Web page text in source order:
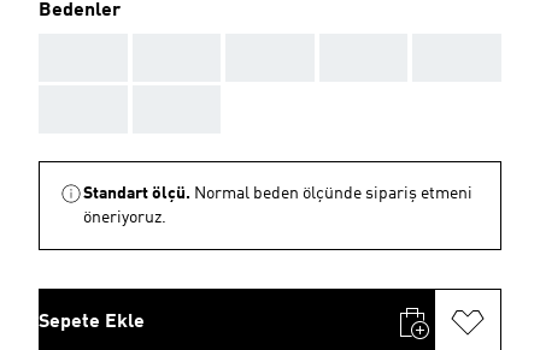
Bedenler
Standart ölçü. Normal beden ölçünde sipariş etmeni
öneriyoruz.
Sepete Ekle